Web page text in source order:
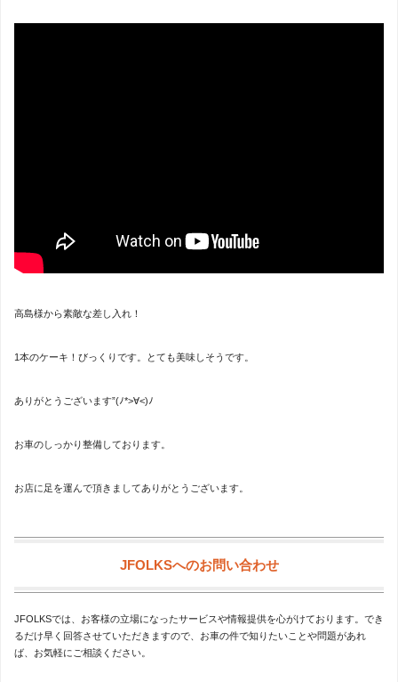
高島様から素敵な差し入れ！
1本のケーキ！びっくりです。とても美味しそうです。
ありがとうございます”(ﾉ*>∀<)ﾉ
お車のしっかり整備しております。
お店に足を運んで頂きましてありがとうございます。
JFOLKSへのお問い合わせ
JFOLKSでは、お客様の立場になったサービスや情報提供を心がけております。でき
るだけ早く回答させていただきますので、お車の件で知りたいことや問題があれ
ば、お気軽にご相談ください。